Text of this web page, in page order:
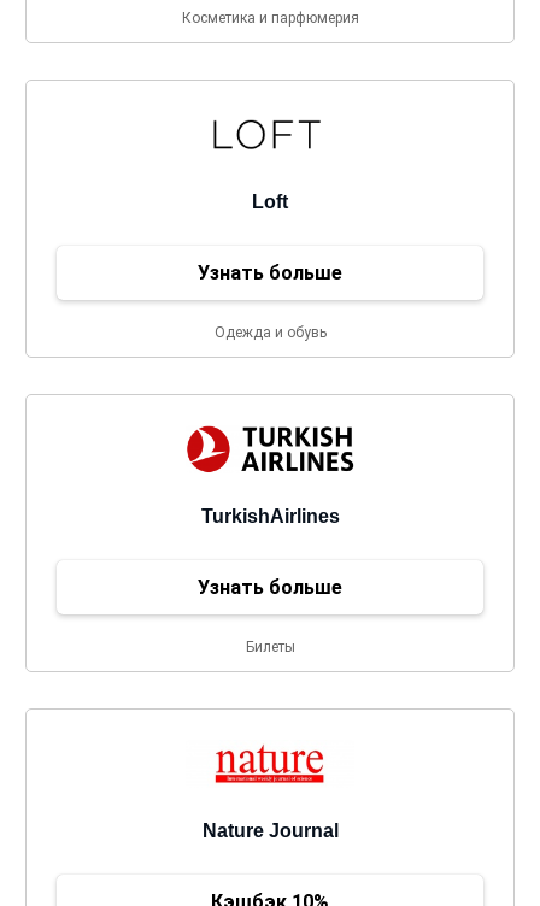
Косметика и парфюмерия
Loft
Узнать больше
Одежда и обувь
TurkishAirlines
Узнать больше
Билеты
Nature Journal